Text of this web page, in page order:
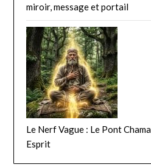
miroir, message et portail
Le Nerf Vague : Le Pont
Esprit